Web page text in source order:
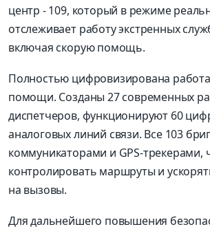
центр - 109, который в режиме
отслеживает работу экстренных
включая скорую помощь.
Полностью цифровизирована
помощи. Созданы 27 современных
диспетчеров, функционируют 60
аналоговых линий связи. Все 103
коммуникаторами и GPS-трекерами,
контролировать маршруты и
на вызовы.
Для дальнейшего повышения